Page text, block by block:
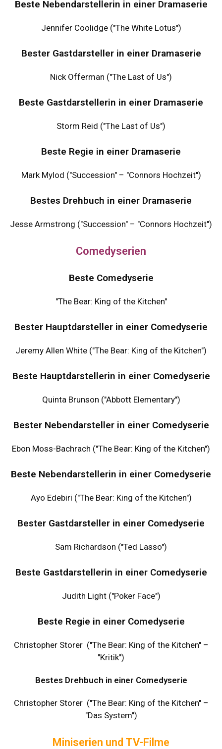
Beste Nebendarstellerin in einer Dramaserie
Jennifer Coolidge ("The White Lotus")
Bester Gastdarsteller in einer Dramaserie
Nick Offerman ("The Last of Us")
Beste Gastdarstellerin in einer Dramaserie
Storm Reid ("The Last of Us")
Beste Regie in einer Dramaserie
Mark Mylod ("Succession" – "Connors Hochzeit")
Bestes Drehbuch in einer Dramaserie
Jesse Armstrong ("Succession" – "Connors Hochzeit")
Comedyserien
Beste Comedyserie
"The Bear: King of the Kitchen"
Bester Hauptdarsteller in einer Comedyserie
Jeremy Allen White ("The Bear: King of the Kitchen")
Beste Hauptdarstellerin in einer Comedyserie
Quinta Brunson ("Abbott Elementary")
Bester Nebendarsteller in einer Comedyserie
Ebon Moss-Bachrach ("The Bear: King of the Kitchen")
Beste Nebendarstellerin in einer Comedyserie
Ayo Edebiri ("The Bear: King of the Kitchen")
Bester Gastdarsteller in einer Comedyserie
Sam Richardson ("Ted Lasso")
Beste Gastdarstellerin in einer Comedyserie
Judith Light ("Poker Face")
Beste Regie in einer Comedyserie
Christopher Storer ("The Bear: King of the Kitchen" –
"Kritik")
Bestes Drehbuch in einer Comedyserie
Christopher Storer ("The Bear: King of the Kitchen" –
"Das System")
Miniserien und TV-Filme